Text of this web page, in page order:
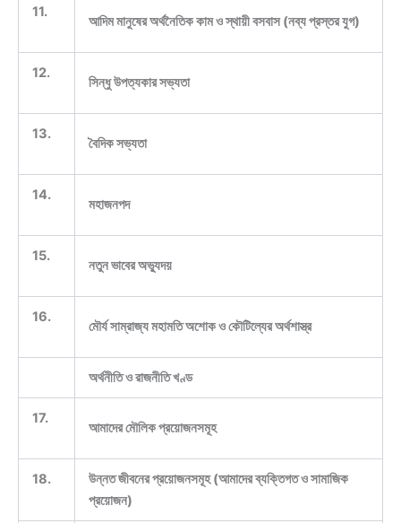
11.
আদিম মানুষের অর্থনৈতিক কাম ও স্থায়ী বসবাস (নব্য প্রস্তর যুগ)
12.
সিন্ধু উপত্যকার সভ্যতা
13.
বৈদিক সভ্যতা
14.
মহাজনপদ
15.
নতুন ভাবের অভ্যুদয়
16.
মৌর্য সাম্রাজ্য মহামতি অশোক ও কৌটিল্যের অর্থশাস্ত্র
অর্থনীতি ও রাজনীতি খণ্ড
17.
আমাদের মৌলিক প্রয়োজনসমূহ
18.
উন্নত জীবনের প্রয়োজনসমূহ (আমাদের ব্যক্তিগত ও সামাজিক
প্রয়োজন)